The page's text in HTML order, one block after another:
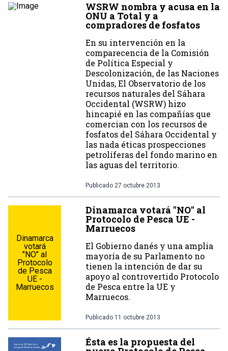
WSRW nombra y acusa en la
ONU a Total y a
compradores de fosfatos
En su intervención en la
comparecencia de la Comisión
de Política Especial y
Descolonización, de las Naciones
Unidas, El Observatorio de los
recursos naturales del Sáhara
Occidental (WSRW) hizo
hincapié en las compañías que
comercian con los recursos de
fosfatos del Sáhara Occidental y
las nada éticas prospecciones
petrolíferas del fondo marino en
las aguas del territorio.
Publicado 27 octubre 2013
Dinamarca
votará
"NO" al
Protocolo
de Pesca
UE -
Marruecos
Dinamarca votará "NO" al
Protocolo de Pesca UE -
Marruecos
El Gobierno danés y una amplia
mayoría de su Parlamento no
tienen la intención de dar su
apoyo al controvertido Protocolo
de Pesca entre la UE y
Marruecos.
Publicado 11 octubre 2013
Ésta es la propuesta del